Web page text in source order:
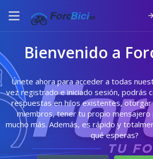
Bienvenido a
Únete ahora para acceder a todas
vez registrado e iniciado sesión, podrás
respuestas en hilos existentes,
miembros, tener tu propio mensajero
mucho más. Además, es rápido y
qué esperas?